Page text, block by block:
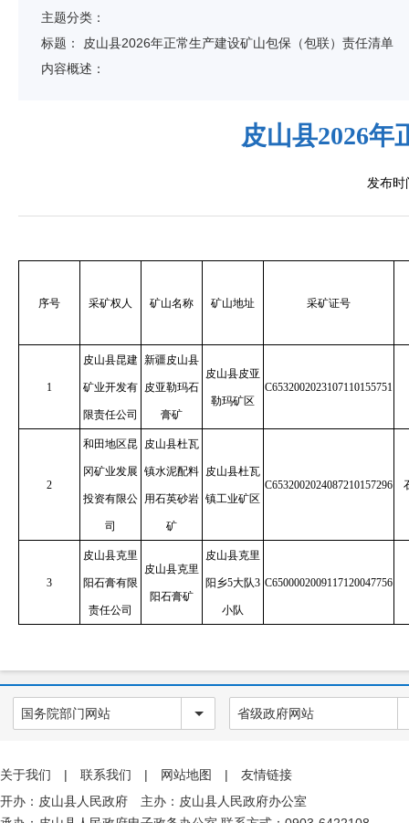
规划统计
安全生产
财政公开
医疗卫生
自然资源
旅游
权责清单
主题分类：
标题：
皮山县2026年正常生产建设矿山包保（包联）责任清单
内容概述：
皮山县2026
发布时
序号 采矿权人 矿山名称 矿山地址 采矿证号
1
皮山县昆建
矿业开发有
限责任公司
新疆皮山县
皮亚勒玛石
膏矿
皮山县皮亚
勒玛矿区
C6532002023107110155751
2
和田地区昆
冈矿业发展
投资有限公
司
皮山县杜瓦
镇水泥配料
用石英砂岩
矿
皮山县杜瓦
镇工业矿区
C6532002024087210157296
3
皮山县克里
阳石膏有限
责任公司
皮山县克里
阳石膏矿
皮山县克里
阳乡5大队3
小队
C6500002009117120047756
国务院部门网站 省级政府网站
关于我们 | 联系我们 | 网站地图 |
友情链接
开办：皮山县人民政府 主办：皮山县人民政府办公室